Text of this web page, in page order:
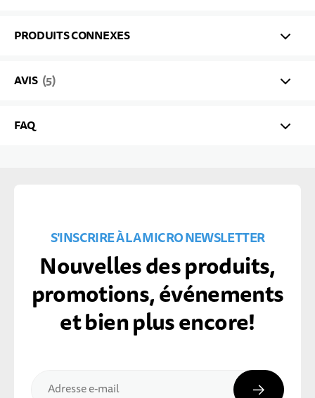
PRODUITS CONNEXES
AVIS 5
FAQ
Adresse e-mail
S'INSCRIRE À LA MICRO NEWSLETTER
Nouvelles des produits,
promotions, événements
et bien plus encore!